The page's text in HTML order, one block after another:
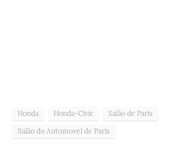
Honda Honda-Civic
Salão de Paris
Salão do Automovel de Paris